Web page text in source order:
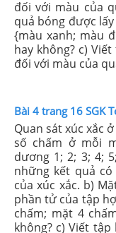
đối với màu của
quả bóng được
{màu xanh; màu
hay không? c)
đối với màu của
Bài 4 trang 16 SGK
Quan sát xúc xắc
số chấm ở mỗi
dương 1; 2; 3; 4;
những kết quả
của xúc xắc. b)
phần tử của tập
chấm; mặt 4
không? c) Viết